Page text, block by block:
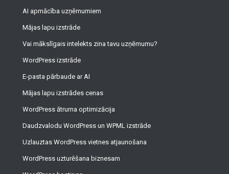
AI apmācība uzņēmumiem
Mājas lapu izstrāde
Vai mākslīgais intelekts zina tavu uzņēmumu?
WordPress izstrāde
E-pasta pārbaude ar AI
Mājas lapu izstrādes cenas
WordPress ātruma optimizācija
Daudzvalodu WordPress un WPML izstrāde
Uzlauztas WordPress vietnes atjaunošana
WordPress uzturēšana biznesam